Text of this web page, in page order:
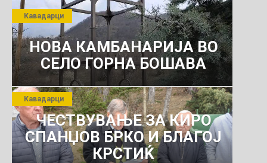
ПРЕТПРИЈАТИЕ ЗА
КОМУНАЛНО УСЛУГИ
НОВА КАМБАНАРИЈА ВО
СЕЛО ГОРНА БОШАВА
Кавадарци
ЧЕСТВУВАЊЕ ЗА КИРО
СПАНЏОВ БРКО И БЛАГОЈ
КРСТИЌ
Кавадарци